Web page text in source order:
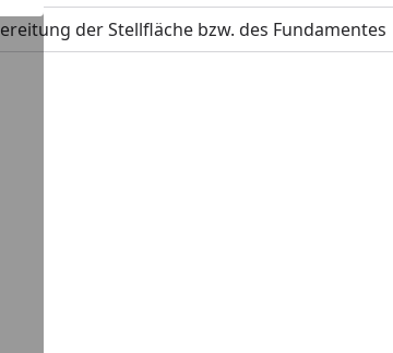
der Stellfläche bzw. des Fundamentes